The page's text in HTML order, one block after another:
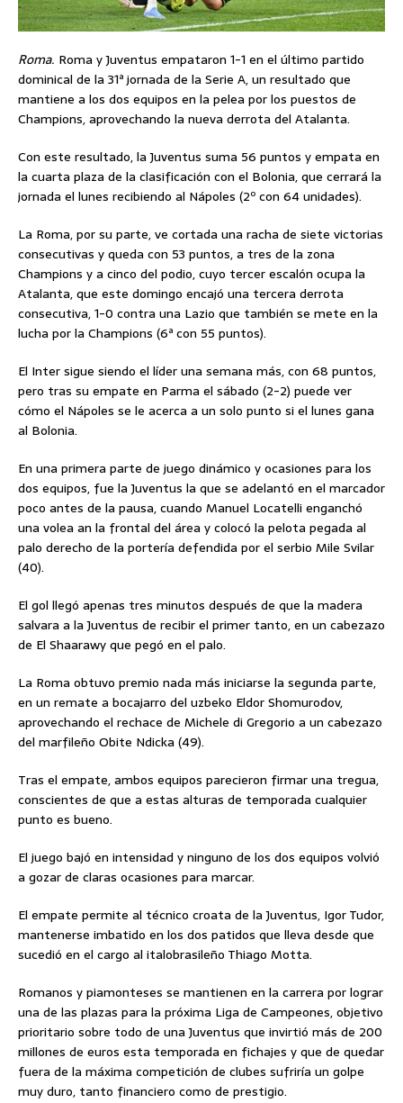
Roma. Roma y Juventus empataron 1-1 en el último partido
dominical de la 31ª jornada de la Serie A, un resultado que
mantiene a los dos equipos en la pelea por los puestos de
Champions, aprovechando la nueva derrota del Atalanta.
Con este resultado, la Juventus suma 56 puntos y empata en
la cuarta plaza de la clasificación con el Bolonia, que cerrará la
jornada el lunes recibiendo al Nápoles (2º con 64 unidades).
La Roma, por su parte, ve cortada una racha de siete victorias
consecutivas y queda con 53 puntos, a tres de la zona
Champions y a cinco del podio, cuyo tercer escalón ocupa la
Atalanta, que este domingo encajó una tercera derrota
consecutiva, 1-0 contra una Lazio que también se mete en la
lucha por la Champions (6ª con 55 puntos).
El Inter sigue siendo el líder una semana más, con 68 puntos,
pero tras su empate en Parma el sábado (2-2) puede ver
cómo el Nápoles se le acerca a un solo punto si el lunes gana
al Bolonia.
En una primera parte de juego dinámico y ocasiones para los
dos equipos, fue la Juventus la que se adelantó en el marcador
poco antes de la pausa, cuando Manuel Locatelli enganchó
una volea an la frontal del área y colocó la pelota pegada al
palo derecho de la portería defendida por el serbio Mile Svilar
(40).
El gol llegó apenas tres minutos después de que la madera
salvara a la Juventus de recibir el primer tanto, en un cabezazo
de El Shaarawy que pegó en el palo.
La Roma obtuvo premio nada más iniciarse la segunda parte,
en un remate a bocajarro del uzbeko Eldor Shomurodov,
aprovechando el rechace de Michele di Gregorio a un cabezazo
del marfileño Obite Ndicka (49).
Tras el empate, ambos equipos parecieron firmar una tregua,
conscientes de que a estas alturas de temporada cualquier
punto es bueno.
El juego bajó en intensidad y ninguno de los dos equipos volvió
a gozar de claras ocasiones para marcar.
El empate permite al técnico croata de la Juventus, Igor Tudor,
mantenerse imbatido en los dos patidos que lleva desde que
sucedió en el cargo al italobrasileño Thiago Motta.
Romanos y piamonteses se mantienen en la carrera por lograr
una de las plazas para la próxima Liga de Campeones, objetivo
prioritario sobre todo de una Juventus que invirtió más de 200
millones de euros esta temporada en fichajes y que de quedar
fuera de la máxima competición de clubes sufriría un golpe
muy duro, tanto financiero como de prestigio.